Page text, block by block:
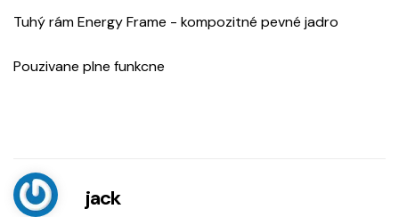
Tuhý rám Energy Frame - kompozitné pevné jadro
Pouzivane plne funkcne
jack